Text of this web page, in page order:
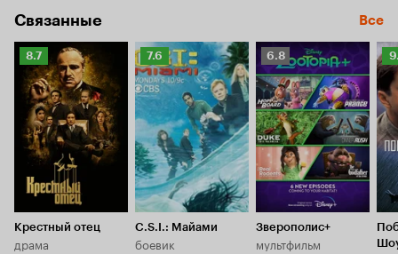
Связанные Все
Рейтинг
Кинопоиска
8.7
8.7
Крестный отец
драма
Рейтинг
Кинопоиска
7.6
7.6
C.S.I.: Майами
боевик
Рейтинг
Кинопоиска
6.8
6.8
Зверополис+
мультфильм